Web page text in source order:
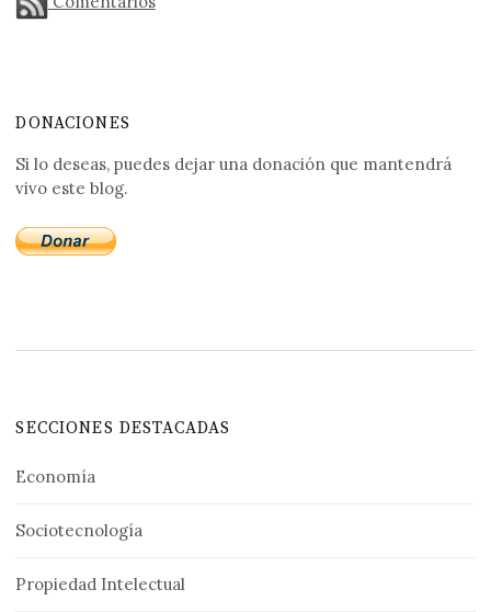
DONACIONES
Si lo deseas, puedes dejar una donación que mantendrá
vivo este blog.
SECCIONES DESTACADAS
Economía
Sociotecnología
Propiedad Intelectual